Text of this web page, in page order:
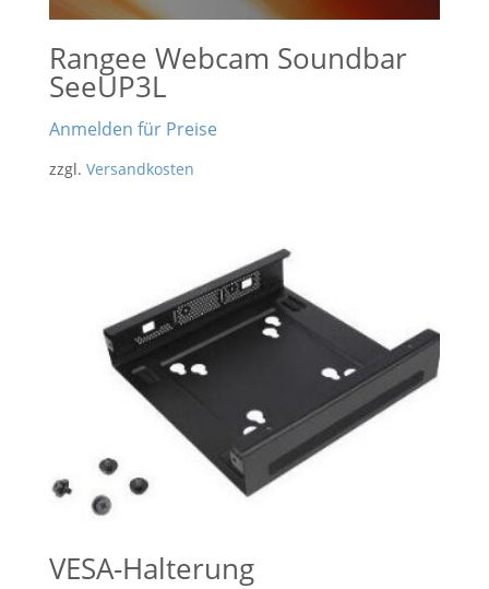
Rangee Webcam Soundbar
SeeUP3L
Anmelden für Preise
zzgl. Versandkosten
VESA-Halterung